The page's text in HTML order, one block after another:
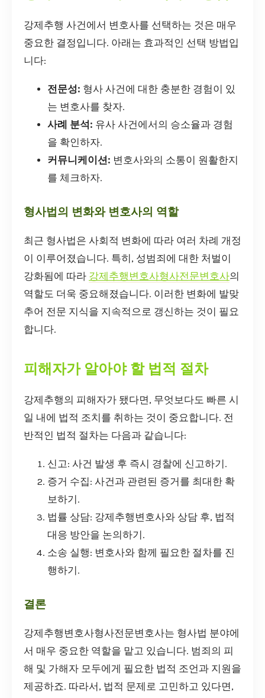
강제추행 사건에서 변호사를 선택하는 것은 매우
중요한 결정입니다. 아래는 효과적인 선택 방법입
니다:
전문성: 형사 사건에 대한 충분한 경험이 있
는 변호사를 찾자.
사례 분석: 유사 사건에서의 승소율과 경험
을 확인하자.
커뮤니케이션: 변호사와의 소통이 원활한지
를 체크하자.
형사법의 변화와 변호사의 역할
최근 형사법은 사회적 변화에 따라 여러 차례 개정
이 이루어졌습니다. 특히, 성범죄에 대한 처벌이
강화됨에 따라 강제추행변호사형사전문변호사의
역할도 더욱 중요해졌습니다. 이러한 변화에 발맞
추어 전문 지식을 지속적으로 갱신하는 것이 필요
합니다.
피해자가 알아야 할 법적 절차
강제추행의 피해자가 됐다면, 무엇보다도 빠른 시
일 내에 법적 조치를 취하는 것이 중요합니다. 전
반적인 법적 절차는 다음과 같습니다:
신고: 사건 발생 후 즉시 경찰에 신고하기.
증거 수집: 사건과 관련된 증거를 최대한 확
보하기.
법률 상담: 강제추행변호사와 상담 후, 법적
대응 방안을 논의하기.
소송 실행: 변호사와 함께 필요한 절차를 진
행하기.
결론
강제추행변호사형사전문변호사는 형사법 분야에
서 매우 중요한 역할을 맡고 있습니다. 범죄의 피
해 및 가해자 모두에게 필요한 법적 조언과 지원을
제공하죠. 따라서, 법적 문제로 고민하고 있다면,